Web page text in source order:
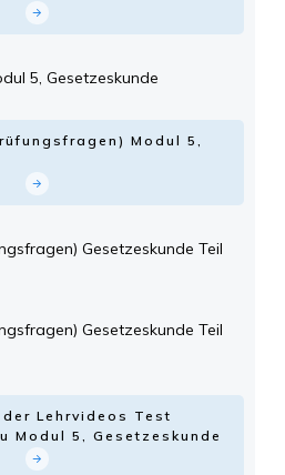
5, Gesetzeskunde
Modul 5,
Gesetzeskunde Teil
Gesetzeskunde Teil
Lehrvideos Test
Modul 5, Gesetzeskunde